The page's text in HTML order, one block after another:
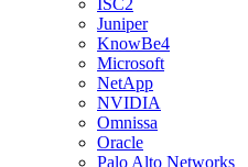
ISC2
Juniper
KnowBe4
Microsoft
NetApp
NVIDIA
Omnissa
Oracle
Palo Alto Networks